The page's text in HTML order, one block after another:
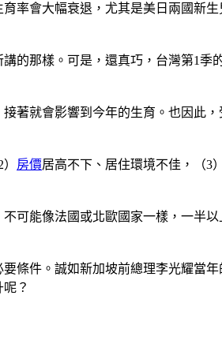
率會大幅衰退，尤其是美日兩國新
的那樣。可是，還真巧，台灣第1季
著就會影響到今年的生育。也因此
房價居高不下、居住環境不佳，（3
可能像法國或北歐國家一樣，一半
條件。誠如新加坡前總理李光耀當
？